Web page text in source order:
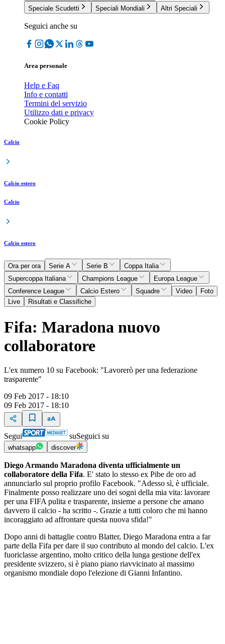
Speciale Scudetti
Speciali Mondiali Altri Speciali
Seguici anche su
Area personale
Help e Faq
Info e contatti
Termini del servizio
Utilizzo dati e privacy
Cookie Policy
Calcio
Calcio estero
Calcio
Calcio estero
Ora per ora Serie A Serie B
Coppa Italia
Supercoppa Italiana
Champions League
Europa League
Conference League
Calcio Estero Squadre Video
Foto
Live
Risultati e Classifiche
Fifa: Maradona nuovo
collaboratore
L'ex numero 10 su Facebook: "Lavorerò per una federazione
trasparente"
09 Feb 2017 - 18:10
09 Feb 2017 - 18:10
Segui suSeguici su
whatsapp discover
Diego Armando Maradona diventa ufficialmente un
collaboratore della Fifa. E' stato lo stesso ex Pibe de oro ad
annunciarlo sul proprio profilo Facebook. "Adesso sì, è ufficiale.
Finalmente posso realizzare uno dei sogni della mia vita: lavorare
per una FIFA pulita e trasparente, insieme a persone che amano
davvero il calcio - ha scritto -. Grazie a tutti coloro che mi hanno
incoraggiato ad affrontare questa nuova sfida!"
Dopo anni di battaglie contro Blatter, Diego Maradona entra a far
parte della Fifa per dare il suo contributo al mondo del calcio. L'ex
fuoriclasse argentino, molto critico della lunga gestione dell'ex
presidente svizzero, si è piano piano riavvicinato al massimo
organismo mondiale dopo l'elezione di Gianni Infantino.